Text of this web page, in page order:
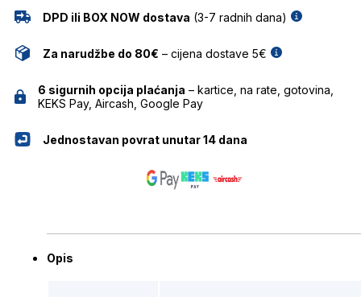
DPD ili BOX NOW dostava (3-7 radnih dana)
Za narudžbe do 80€ – cijena dostave 5€
6 sigurnih opcija plaćanja – kartice, na rate, gotovina,
KEKS Pay, Aircash, Google Pay
Jednostavan povrat unutar 14 dana
Opis